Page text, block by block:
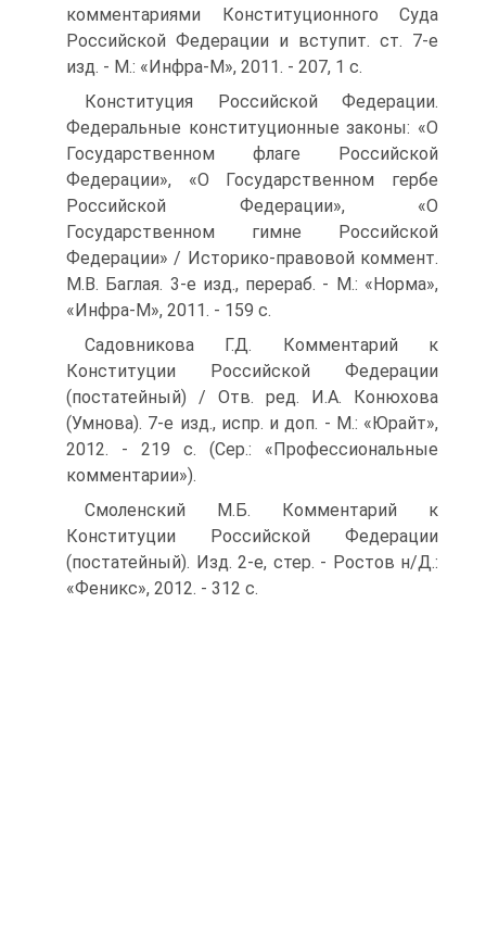
комментариями Конституционного Суда
Российской Федерации и вступит. ст. 7-е
изд. - М.: «Инфра-М», 2011. - 207, 1 с.
Конституция Российской Федерации.
Федеральные конституционные законы: «О
Государственном флаге Российской
Федерации», «О Государственном гербе
Российской Федерации», «О
Государственном гимне Российской
Федерации» / Историко-правовой коммент.
М.В. Баглая. 3-е изд., перераб. - М.: «Норма»,
«Инфра-М», 2011. - 159 с.
Садовникова Г.Д. Комментарий к
Конституции Российской Федерации
(постатейный) / Отв. ред. И.А. Конюхова
(Умнова). 7-е изд., испр. и доп. - М.: «Юрайт»,
2012. - 219 с. (Сер.: «Профессиональные
комментарии»).
Смоленский М.Б. Комментарий к
Конституции Российской Федерации
(постатейный). Изд. 2-е, стер. - Ростов н/Д.:
«Феникс», 2012. - 312 с.